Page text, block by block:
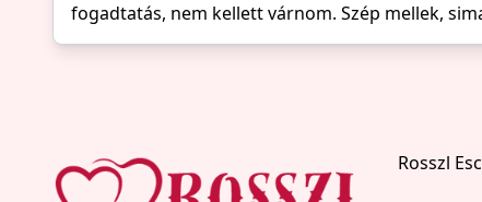
fogadtatás, nem kellett várnom. Szép mellek,
Rosszl